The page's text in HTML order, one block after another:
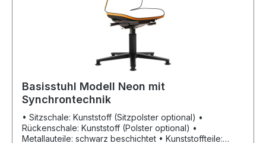
Basisstuhl Modell Neon mit
Synchrontechnik
• Sitzschale: Kunststoff (Sitzpolster optional) •
Rückenschale: Kunststoff (Polster optional) •
Metallauteile: schwarz beschichtet • Kunststoffteile: